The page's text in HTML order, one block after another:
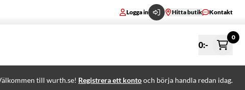
Logga in Hitta butik Kontakt
0:-
0
till wurth.se! Registrera ett kontooch börja handla redan idag.